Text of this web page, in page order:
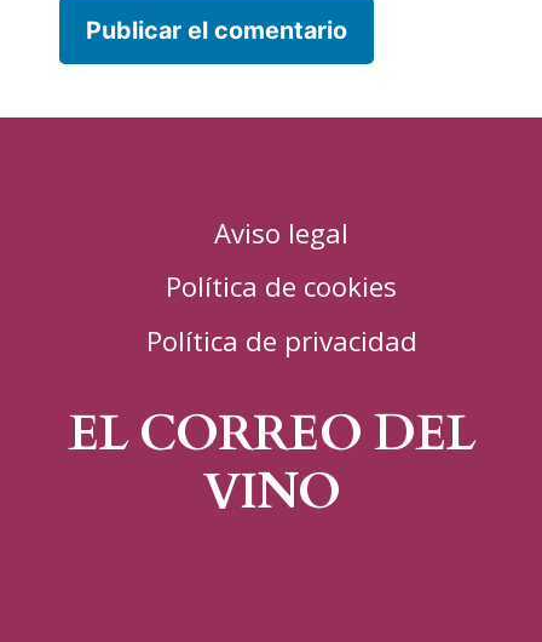
Aviso legal
Política de cookies
Política de privacidad
EL CORREO DEL
VINO